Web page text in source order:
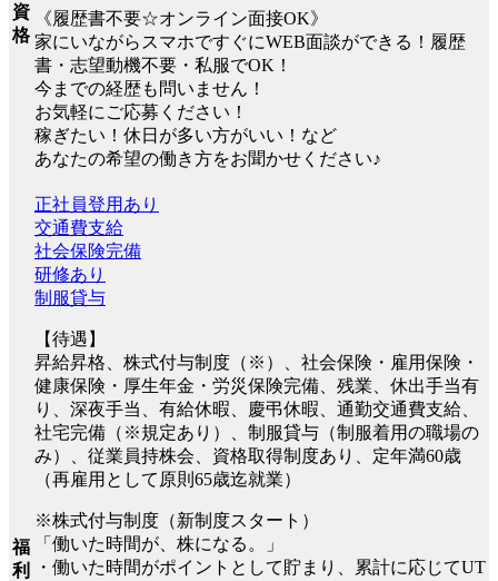
資
格
《履歴書不要☆オンライン面接OK》
家にいながらスマホですぐにWEB面談ができる！履歴
書・志望動機不要・私服でOK！
今までの経歴も問いません！
お気軽にご応募ください！
稼ぎたい！休日が多い方がいい！など
あなたの希望の働き方をお聞かせください♪
福
利
正社員登用あり
交通費支給
社会保険完備
研修あり
制服貸与
【待遇】
昇給昇格、株式付与制度（※）、社会保険・雇用保険・
健康保険・厚生年金・労災保険完備、残業、休出手当有
り、深夜手当、有給休暇、慶弔休暇、通勤交通費支給、
社宅完備（※規定あり）、制服貸与（制服着用の職場の
み）、従業員持株会、資格取得制度あり、定年満60歳
（再雇用として原則65歳迄就業）
※株式付与制度（新制度スタート）
「働いた時間が、株になる。」
・働いた時間がポイントとして貯まり、累計に応じてUT